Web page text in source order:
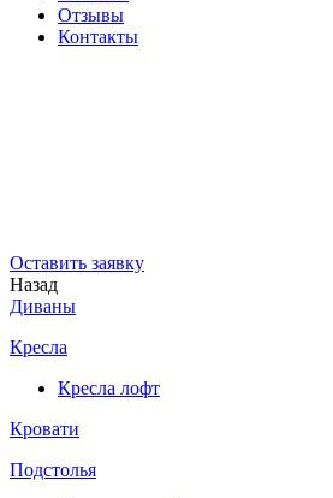
Отзывы
Контакты
Оставить заявку
Назад
Диваны
Кресла
Кресла лофт
Кровати
Подстолья